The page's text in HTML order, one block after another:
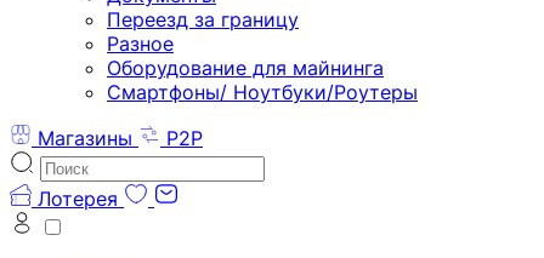
Переезд за границу
Разное
Оборудование для майнинга
Смартфоны/ Ноутбуки/Роутеры
Магазины
P2P
Лотерея